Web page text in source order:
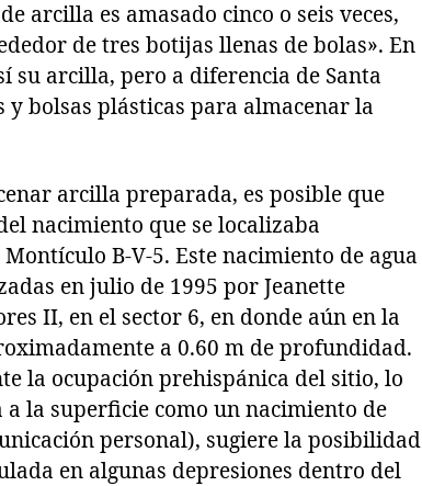
arcilla es amasado cinco o seis veces,
de tres botijas llenas de bolas». En
su arcilla, pero a diferencia de Santa
y bolsas plásticas para almacenar la
arcilla preparada, es posible que
nacimiento que se localizaba
B-V-5. Este nacimiento de agua
en julio de 1995 por Jeanette
II, en el sector 6, en donde aún en la
a 0.60 m de profundidad.
la ocupación prehispánica del sitio, lo
la superficie como un nacimiento de
personal), sugiere la posibilidad
en algunas depresiones dentro del